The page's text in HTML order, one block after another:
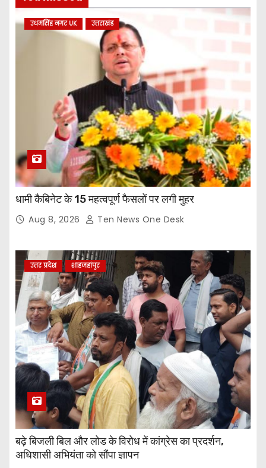
उधमसिंह नगर UK उत्तराखंड
धामी कैबिनेट के 15 महत्वपूर्ण फैसलों पर लगी मुहर
Aug 8, 2026 Ten News One Desk
उत्तर प्रदेश शाहजहांपुर
बढ़े बिजली बिल और लोड के विरोध में कांग्रेस का प्रदर्शन,
अधिशासी अभियंता को सौंपा ज्ञापन